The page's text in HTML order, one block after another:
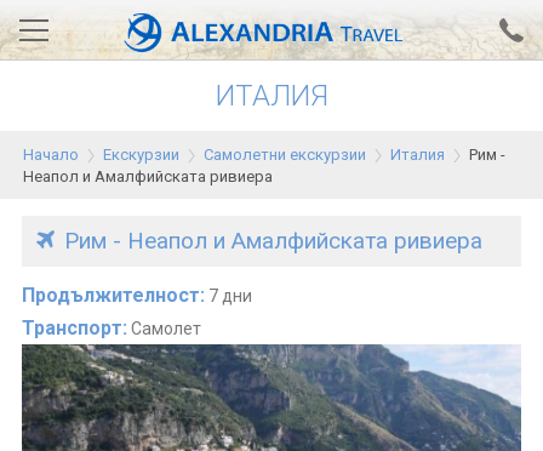
Проверка на резервация
АЛЕКСАНДРИЯ хотели
Египет
Екскурзии
ИТАЛИЯ
Начало Екскурзии Самолетни екскурзии Италия
Рим -
Неапол и Амалфийската ривиера
Рим - Неапол и Амалфийската ривиера
Продължителност: 7 дни
Транспорт: Самолет